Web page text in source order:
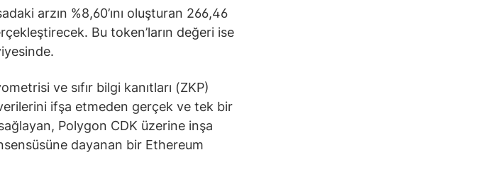
arzın %8,60’ını oluşturan 266,46
Bu token’ların değeri ise
ve sıfır bilgi kanıtları (ZKP)
ifşa etmeden gerçek ve tek bir
sağlayan, Polygon CDK üzerine inşa
dayanan bir Ethereum